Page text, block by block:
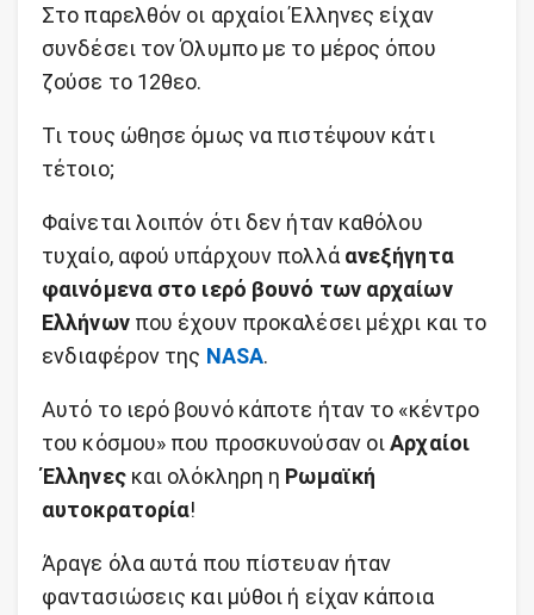
Στο παρελθόν οι αρχαίοι Έλληνες είχαν
συνδέσει τον Όλυμπο με το μέρος όπου
ζούσε το 12θεο.
Τι τους ώθησε όμως να πιστέψουν κάτι
τέτοιο;
Φαίνεται λοιπόν ότι δεν ήταν καθόλου
τυχαίο, αφού υπάρχουν πολλά ανεξήγητα
φαινόμενα στο ιερό βουνό των αρχαίων
Ελλήνωνπου έχουν προκαλέσει μέχρι και το
ενδιαφέρον της NASA.
Αυτό το ιερό βουνό κάποτε ήταν το «κέντρο
του κόσμου» που προσκυνούσαν οιΑρχαίοι
Έλληνεςκαι ολόκληρη η Ρωμαϊκή
αυτοκρατορία!
Άραγε όλα αυτά που πίστευαν ήταν
φαντασιώσεις και μύθοι ή είχαν κάποια